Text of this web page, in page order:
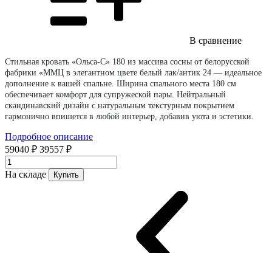
В сравнение
Стильная кровать «Ольса-С» 180 из массива сосны от белорусской
фабрики «ММЦ в элегантном цвете белый лак/антик 24 — идеальное
дополнение к вашей спальне. Ширина спального места 180 см
обеспечивает комфорт для супружеской пары. Нейтральный
скандинавский дизайн с натуральным текстурным покрытием
гармонично впишется в любой интерьер, добавив уюта и эстетики.
Подробное описание
59040 ₽ 39557 ₽
На складе Купить